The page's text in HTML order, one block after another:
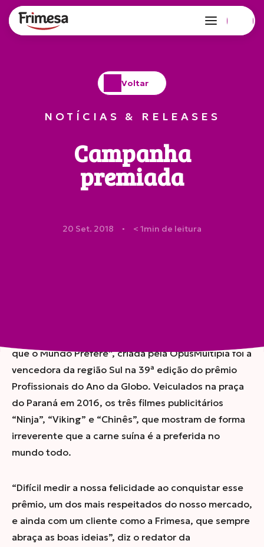
Voltar
NOTÍCIAS & RELEASES
Campanha
premiada
20 Set. 2018 ● < 1min de leitura
que o Mundo Prefere”, criada pela OpusMúltipla foi a
vencedora da região Sul na 39ª edição do prêmio
Profissionais do Ano da Globo. Veiculados na praça
do Paraná em 2016, os três filmes publicitários
“Ninja”, “Viking” e “Chinês”, que mostram de forma
irreverente que a carne suína é a preferida no
mundo todo.
“Difícil medir a nossa felicidade ao conquistar esse
prêmio, um dos mais respeitados do nosso mercado,
e ainda com um cliente como a Frimesa, que sempre
abraça as boas ideias”, diz o redator da